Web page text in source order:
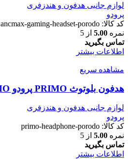
لوازم جانبی هدفون و هندزفری
پرودو
کد کالا: ancmax-gaming-headset-porodo
نمره 5.00 از 5
تماس بگیرید
اطلاعات بیشتر
مشاهده سریع
هدفون بلوتوث PRIMO پرودو Porodo PRIMO
لوازم جانبی هدفون و هندزفری
پرودو
کد کالا: primo-headphone-porodo
نمره 5.00 از 5
تماس بگیرید
اطلاعات بیشتر